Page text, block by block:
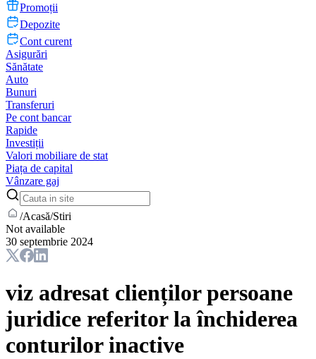
Promoții
Depozite
Cont curent
Asigurări
Sănătate
Auto
Bunuri
Transferuri
Pe cont bancar
Rapide
Investiții
Valori mobiliare de stat
Piața de capital
Vânzare gaj
/Acasă/Stiri
Not available
30 septembrie 2024
viz adresat clienților persoane
juridice referitor la închiderea
conturilor inactive